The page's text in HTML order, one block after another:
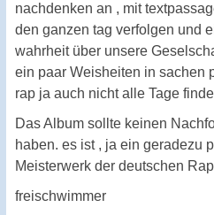
nachdenken an , mit
den ganzen tag verfolgen und
wahrheit über unsere
ein paar Weisheiten in sachen
rap ja auch nicht alle Tage
Das Album sollte keinen
haben. es ist , ja ein geradezu
Meisterwerk der deutschen
freischwimmer